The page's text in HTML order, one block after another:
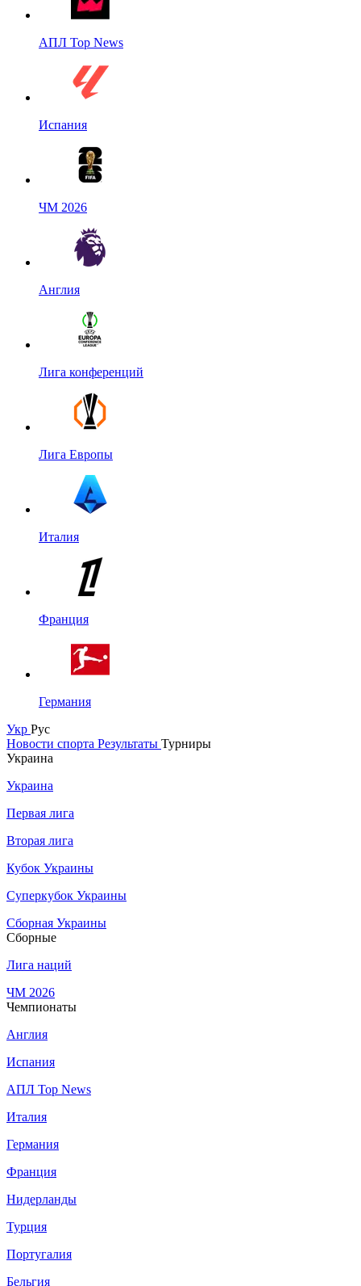
АПЛ Top News
Испания
ЧМ 2026
Англия
Лига конференций
Лига Европы
Италия
Франция
Германия
Укр Рус
Новости спорта Результаты Турниры
Украина
Украина
Первая лига
Вторая лига
Кубок Украины
Суперкубок Украины
Сборная Украины
Сборные
Лига наций
ЧМ 2026
Чемпионаты
Англия
Испания
АПЛ Top News
Италия
Германия
Франция
Нидерланды
Турция
Португалия
Бельгия